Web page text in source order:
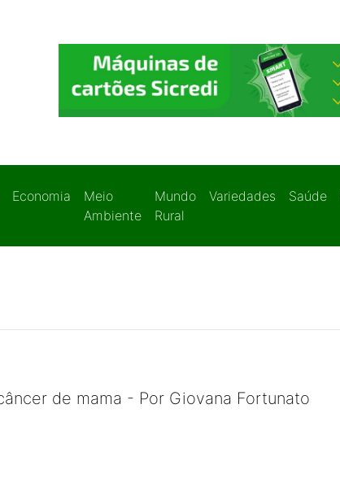
Economia
Meio
Ambiente
Mundo
Rural
Variedades Saúde
de mama - Por Giovana Fortunato